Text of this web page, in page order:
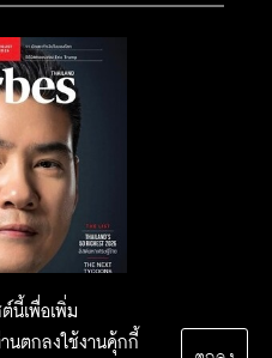
นี้เพื่อเพิ่ม
นตกลงใช้งานคุ้กกี้